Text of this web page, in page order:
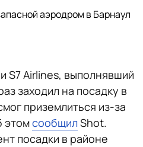
аэродром в Барнаул
S7 Airlines, выполнявший
заходил на посадку в
приземлиться из-за
этомсообщилShot.
посадки в районе